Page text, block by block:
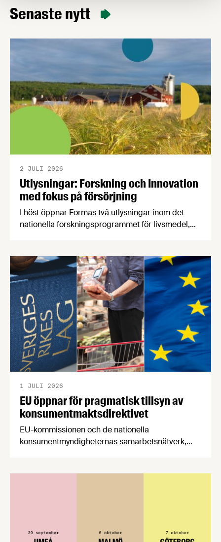
för resiliens. Livsmedelsförsörjningen är en
Senaste nytt
Utlysningar: Forskning och Innovation
med fokus på försörjning
2 JULI 2026
I höst öppnar Formas två utlysningar inom det
nationella forskningsprogrammet för livsmedel,
en motståndskraftig livsmedelsförsörjning", och
båda syftar till att bana väg för innovationer som
stärker Sveriges livsmedelsförsörjning.
EU öppnar för pragmatisk tillsyn av
konsumentmaktsdirektivet
1 JULI 2026
EU-kommissionen och de nationella
konsumentmyndigheternas samarbetsnätverk,